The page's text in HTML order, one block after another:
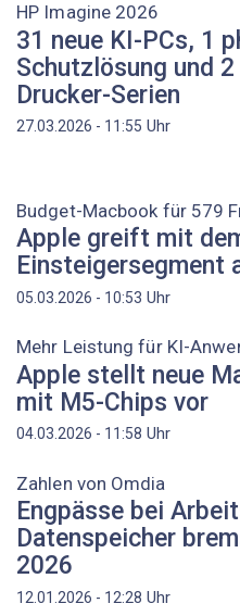
HP Imagine 2026
31 neue KI-PCs, 1
Schutzlösung und
Drucker-Serien
27.03.2026 - 11:55 Uhr
Budget-Macbook für 579
Apple greift mit
Einsteigersegment
05.03.2026 - 10:53 Uhr
Mehr Leistung für KI-
Apple stellt neue
mit M5-Chips vor
04.03.2026 - 11:58 Uhr
Zahlen von Omdia
Engpässe bei
Datenspeicher
2026
12.01.2026 - 12:28 Uhr